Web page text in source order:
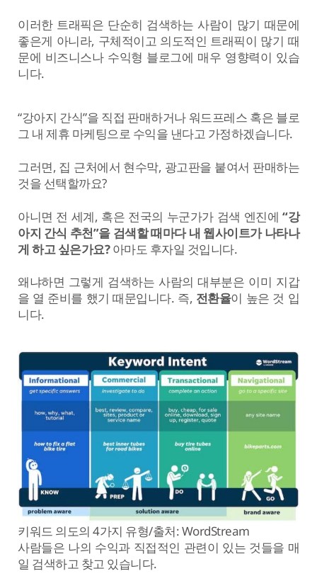
이러한 트래픽은 단순히 검색하는 사람이 많기 때문에
좋은게 아니라, 구체적이고 의도적인 트래픽이 많기 때
문에 비즈니스나 수익형 블로그에 매우 영향력이 있습
니다.
“강아지 간식”을 직접 판매하거나 워드프레스 혹은 블로
그 내 제휴 마케팅으로 수익을 낸다고 가정하겠습니다.
그러면, 집 근처에서 현수막, 광고판을 붙여서 판매하는
것을 선택할까요?
아니면 전 세계, 혹은 전국의 누군가가 검색 엔진에 “강
아지 간식 추천”을 검색할 때마다 내 웹사이트가 나타나
게 하고 싶은가요?아마도 후자일 것입니다.
왜냐하면 그렇게 검색하는 사람의 대부분은 이미 지갑
을 열 준비를 했기 때문입니다. 즉, 전환율이 높은 것 입
니다.
키워드 의도의 4가지 유형/출처: WordStream
사람들은 나의 수익과 직접적인 관련이 있는 것들을 매
일 검색하고 찾고 있습니다.